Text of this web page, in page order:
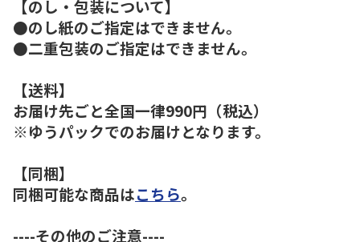
【のし・包装について】
●のし紙のご指定はできません。
●二重包装のご指定はできません。
【送料】
お届け先ごと全国一律990円（税込）
※ゆうパックでのお届けとなります。
【同梱】
同梱可能な商品はこちら。
----その他のご注意----